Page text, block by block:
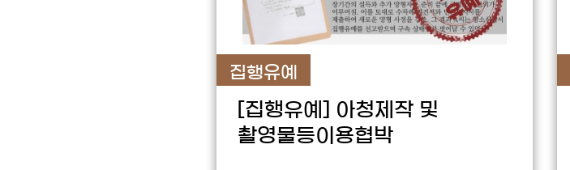
집행유예
[집행유예] 아청제작 및
촬영물등이용협박